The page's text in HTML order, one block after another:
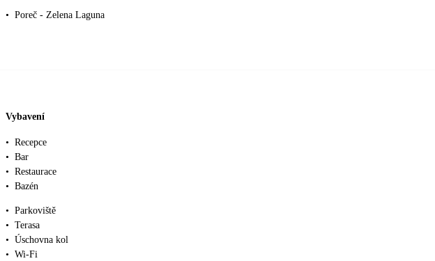
• Poreč - Zelena Laguna
Vybavení
• Recepce
• Bar
• Restaurace
• Bazén
• Parkoviště
• Terasa
• Úschovna kol
• Wi-Fi